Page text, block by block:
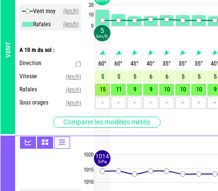
VENT
Vent moy
(km/h)
Rafales
(km/h)
A 10 m du sol :
Direction
(°)
Vitesse
(km/h)
Rafales
(km/h)
Sous orages
(km/h)
Comparer les modèles météo
20
10
0
1020
1015
1010
60° 60° 45° 40° 35° 35° 35° 40
5
5 5 6 6 5 5
5
15
11 9 9 10 10 10
9
-
- - - - - - -
5
km/h
1014
hPa